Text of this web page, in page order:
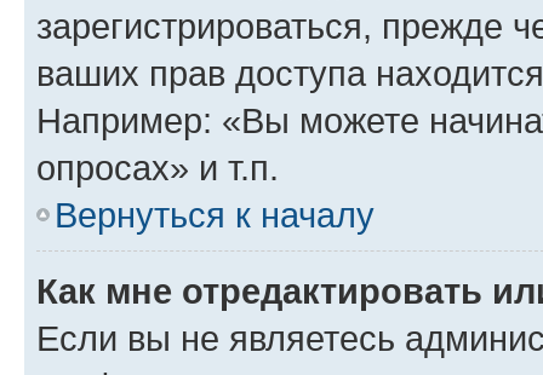
зарегистрироваться, прежде
ваших прав доступа
Например: «Вы можете
опросах» и т.п.
Вернуться к началу
Как мне отредактировать
Если вы не являетесь